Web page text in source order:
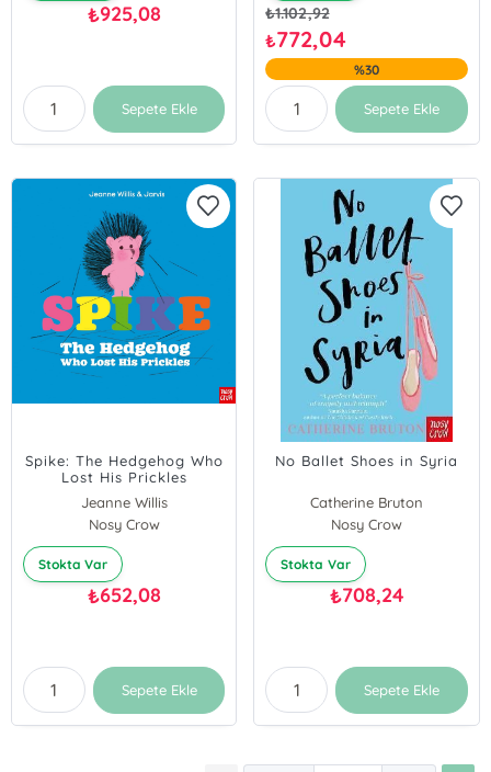
₺925,08
Sepete Ekle
₺1.102,92
₺772,04
%30
Sepete Ekle
Spike: The Hedgehog Who
Lost His Prickles
Jeanne Willis
Nosy Crow
Stokta Var
₺652,08
Sepete Ekle
No Ballet Shoes in Syria
Catherine Bruton
Nosy Crow
Stokta Var
₺708,24
Sepete Ekle